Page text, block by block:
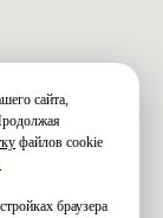
сайта,
файлов cookie
браузера